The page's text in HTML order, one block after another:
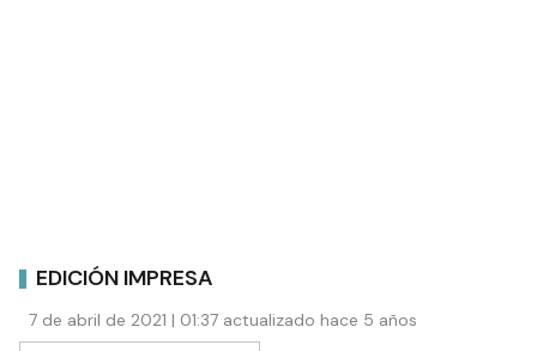
EDICIÓN IMPRESA
7 de abril de 2021 | 01:37 actualizado hace 5 años